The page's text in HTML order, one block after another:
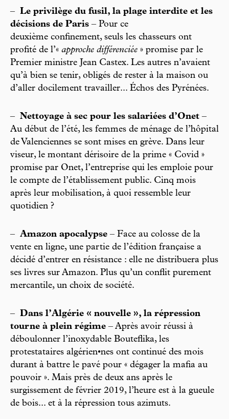
– Le privilège du fusil, la plage interdite et les
décisions de Paris – Pour ce
deuxième confinement, seuls les chasseurs ont
profité de l’« approche différenciée » promise par le
Premier ministre Jean Castex. Les autres n’avaient
qu’à bien se tenir, obligés de rester à la maison ou
d’aller docilement travailler... Échos des Pyrénées.
– Nettoyage à sec pour les salariées d’Onet –
Au début de l’été, les femmes de ménage de l’hôpital
de Valenciennes se sont mises en grève. Dans leur
viseur, le montant dérisoire de la prime « Covid »
promise par Onet, l’entreprise qui les emploie pour
le compte de l’établissement public. Cinq mois
après leur mobilisation, à quoi ressemble leur
quotidien ?
– Amazon apocalypse – Face au colosse de la
vente en ligne, une partie de l’édition française a
décidé d’entrer en résistance : elle ne distribuera plus
ses livres sur Amazon. Plus qu’un conflit purement
mercantile, un choix de société.
– Dans l’Algérie « nouvelle », la répression
tourne à plein régime – Après avoir réussi à
déboulonner l’inoxydable Bouteflika, les
protestataires algérien•nes ont continué des mois
durant à battre le pavé pour « dégager la mafia au
pouvoir ». Mais près de deux ans après le
surgissement de février 2019, l’heure est à la gueule
de bois... et à la répression tous azimuts.